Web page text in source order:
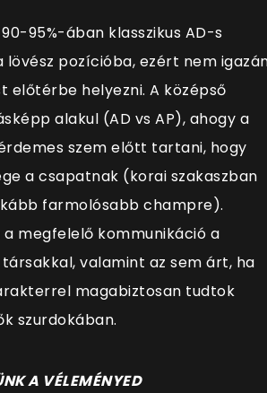
95%-ában klasszikus AD-s
pozícióba, ezért nem
előtérbe helyezni. A középső
alakul (AD vs AP), ahogy a
szem előtt tartani, hogy
a csapatnak (korai szakaszban
farmolósabb champre).
megfelelő kommunikáció a
valamint az sem árt, ha
magabiztosan tudtok
szurdokában.
A VÉLEMÉNYED